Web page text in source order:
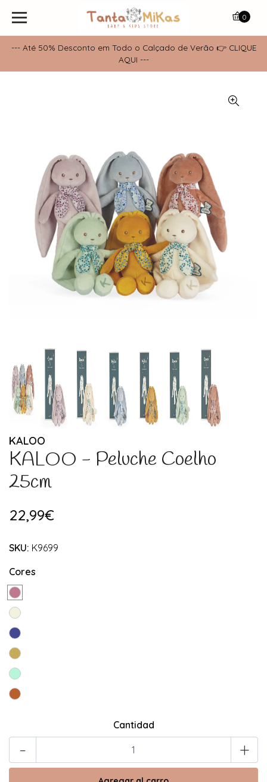
--- Até 50% Desconto em Todo o Calçado de Verão 👉 CLIQUE
AQUI ---
0
KALOO
KALOO - Peluche Coelho
25cm
22,99€
SKU: K9699
Cores
Cantidad
- +